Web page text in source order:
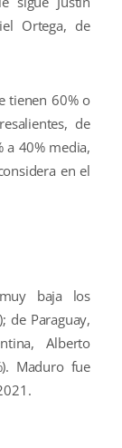
Ortega, de
tienen 60% o
de
a 40% media,
en el
baja los
de Paraguay,
Alberto
Maduro fue